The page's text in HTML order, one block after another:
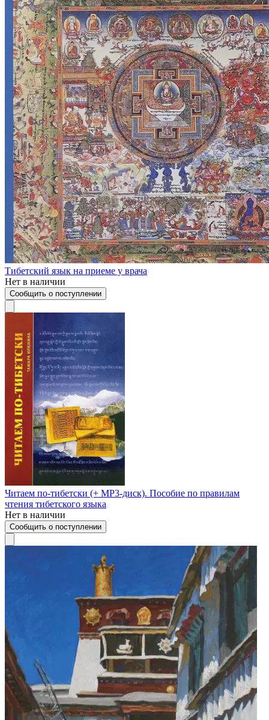
Тибетский язык на приеме у врача
Нет в наличии
Сообщить о поступлении
Читаем по-тибетски (+ MP3-диск). Пособие по правилам
чтения тибетского языка
Нет в наличии
Сообщить о поступлении